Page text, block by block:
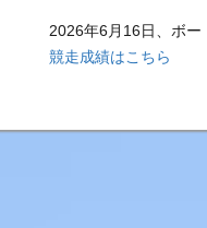
2026年6月16日、ボ
競走成績はこちら